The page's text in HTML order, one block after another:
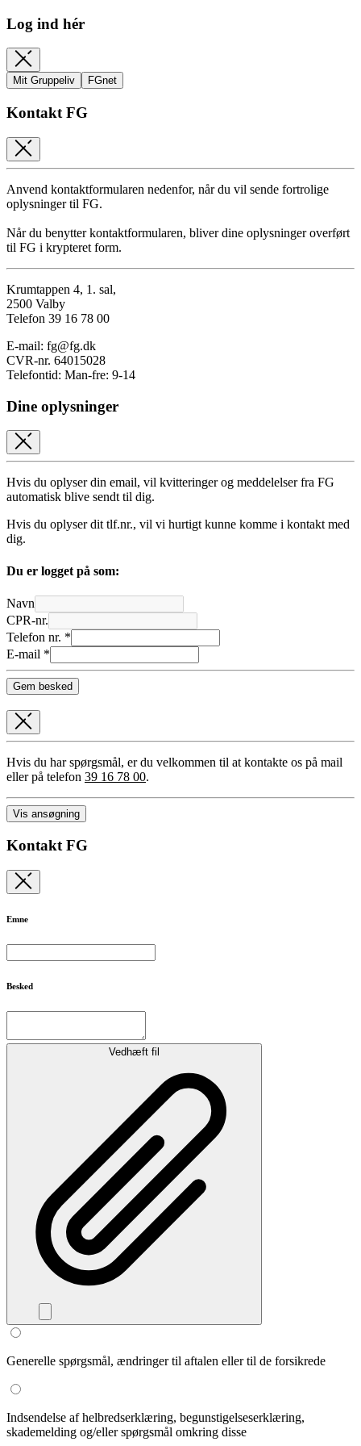
Log ind hér
Mit Gruppeliv FGnet
Kontakt FG
Anvend kontaktformularen nedenfor, når du vil sende fortrolige
oplysninger til FG.
Når du benytter kontaktformularen, bliver dine oplysninger overført
til FG i krypteret form.
Krumtappen 4, 1. sal,
2500 Valby
Telefon 39 16 78 00
E-mail: fg@fg.dk
CVR-nr. 64015028
Telefontid: Man-fre: 9-14
Dine oplysninger
Hvis du oplyser din email, vil kvitteringer og meddelelser fra FG
automatisk blive sendt til dig.
Hvis du oplyser dit tlf.nr., vil vi hurtigt kunne komme i kontakt med
dig.
Du er logget på som:
Navn
CPR-nr.
Telefon nr. *
E-mail *
Gem besked
Hvis du har spørgsmål, er du velkommen til at kontakte os på mail
eller på telefon 39 16 78 00.
Vis ansøgning
Kontakt FG
Emne
Besked
Vedhæft fil
Generelle spørgsmål, ændringer til aftalen eller til de forsikrede
Indsendelse af helbredserklæring, begunstigelseserklæring,
skademelding og/eller spørgsmål omkring disse